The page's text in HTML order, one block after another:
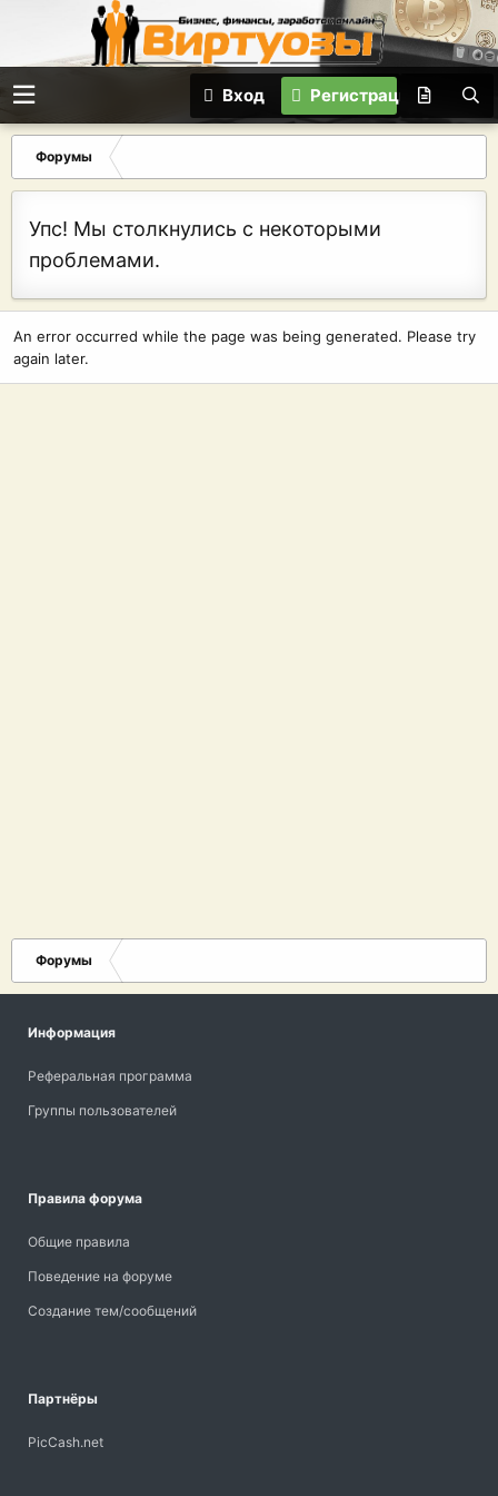
Вход Регистрация
Форумы
Упс! Мы столкнулись с некоторыми
проблемами.
An error occurred while the page was being generated. Please try
again later.
Форумы
Информация
Реферальная программа
Группы пользователей
Правила форума
Общие правила
Поведение на форуме
Создание тем/сообщений
Партнёры
PicCash.net